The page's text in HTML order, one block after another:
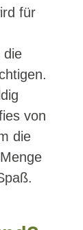
für
die
von
die